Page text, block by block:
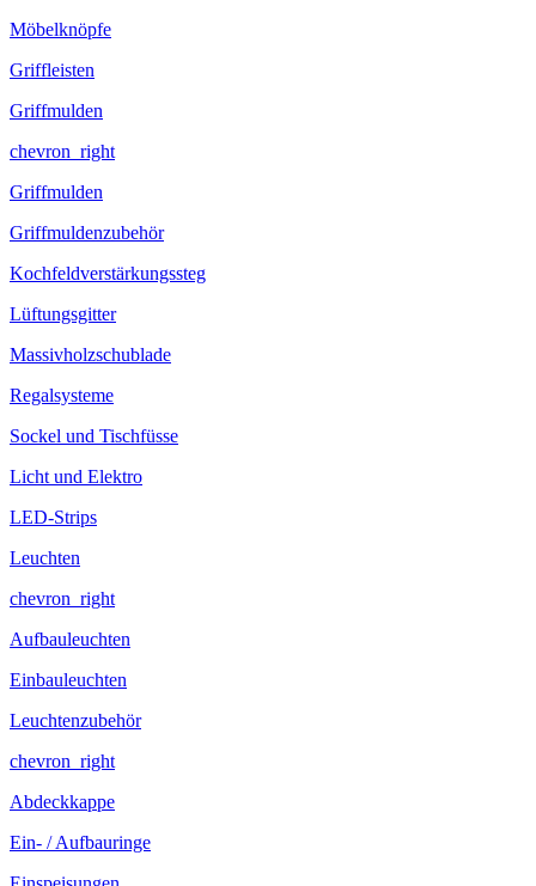
Möbelknöpfe
Griffleisten
Griffmulden
chevron_right
Griffmulden
Griffmuldenzubehör
Kochfeldverstärkungssteg
Lüftungsgitter
Massivholzschublade
Regalsysteme
Sockel und Tischfüsse
Licht und Elektro
LED-Strips
Leuchten
chevron_right
Aufbauleuchten
Einbauleuchten
Leuchtenzubehör
chevron_right
Abdeckkappe
Ein- / Aufbauringe